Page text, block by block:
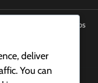
Frecuencia, Beneficios
de la Mandíbula:
deliver
You can